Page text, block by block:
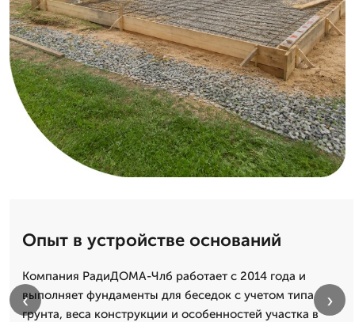
Опыт в устройстве оснований
Компания РадиДОМА-Члб работает с 2014 года и
выполняет фундаменты для беседок с учетом типа
грунта, веса конструкции и особенностей участка в
‹ ›